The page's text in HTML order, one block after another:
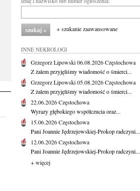
+ szukanie zaawansowane
INNE NEKROLOGI
Grzegorz Lipowski06.08.2026Częstochowa
Z żalem przyjęliśmy wiadomość o śmierci...
Grzegorz Lipowski05.08.2026Częstochowa
Z żalem przyjęliśmy wiadomość o śmierci...
22.06.2026Częstochowa
Wyrazy głębokiego współczucia oraz...
15.06.2026Częstochowa
Pani Joannie Jędrzejowskiej-Prokop radczyni...
12.06.2026Częstochowa
Pani Joannie Jędrzejowskiej-Prokop radczyni...
+ więcej